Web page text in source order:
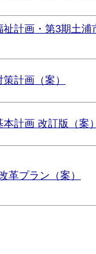
計画・第3期土浦
計画（案）
計画 改訂版（案）
革プラン（案）